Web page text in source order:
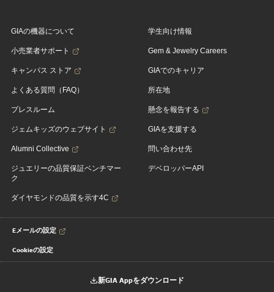
GIAの機器について
小売業者サポート
キャンパス ストア
よくある質問（FAQ）
プレスルーム
ジェムキッズのウェブサイト
Alumni Collective
ジュエリーの品質保証ベンチマー
ク
ダイヤモンドの品質を示す4C
学生向け情報
Gem & Jewelry Careers
GIAでのキャリア
所在地
懸念を報告する
GIAを支援する
問い合わせ先
デベロッパーAPI
Eメールの設定
Cookieの設定
新GIA Appをダウンロード